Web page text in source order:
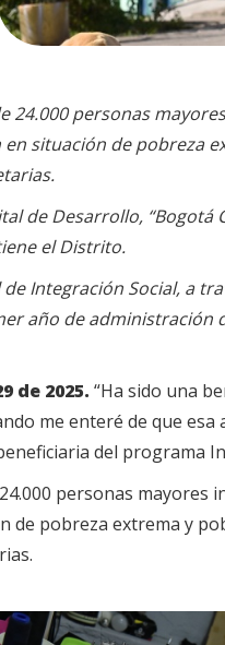
24.000 personas
situación de pobreza
de Desarrollo,
el Distrito.
de Integración Social, a
año de administración
de 2025. “Ha sido una
me enteré de que
del programa
personas
de pobreza extrema y